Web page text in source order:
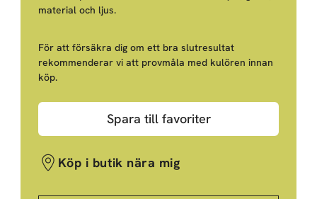
material och ljus.
För att försäkra dig om ett bra slutresultat
rekommenderar vi att provmåla med kulören innan
köp.
Spara till favoriter
Köp i butik nära mig